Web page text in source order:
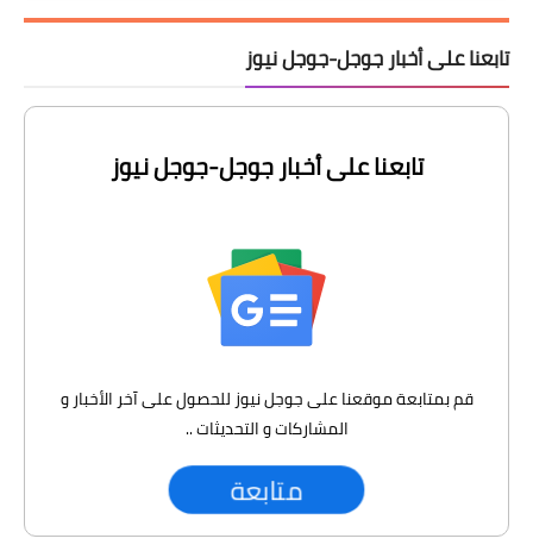
تابعنا على أخبار جوجل-جوجل نيوز
تابعنا على أخبار جوجل-جوجل نيوز
قم بمتابعة موقعنا على جوجل نيوز للحصول على آخر الأخبار و
المشاركات و التحديثات ..
متابعة